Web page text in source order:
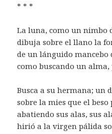
* * *
La luna, como un nimbo
dibuja sobre el llano la
de un lánguido mancebo
como buscando un
Busca a su hermana; un
sobre la mies que el
abatiendo sus alas, sus
hirió a la virgen pálida